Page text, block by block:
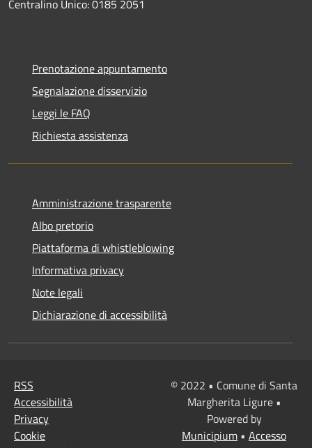
Centralino Unico: 0185 2051
Prenotazione appuntamento
Segnalazione disservizio
Leggi le FAQ
Richiesta assistenza
Amministrazione trasparente
Albo pretorio
Piattaforma di whistleblowing
Informativa privacy
Note legali
Dichiarazione di accessibilità
RSS
Accessibilità
Privacy
Cookie
© 2022 • Comune di Santa
Margherita Ligure •
Powered by
Municipium • Accesso